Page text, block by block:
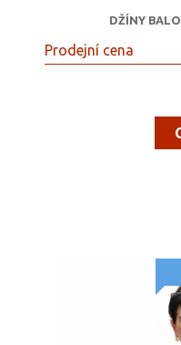
DŽÍNY
Prodejní cena